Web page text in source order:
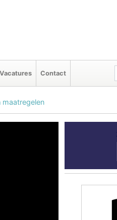
Vacatures Contact
maatregelen